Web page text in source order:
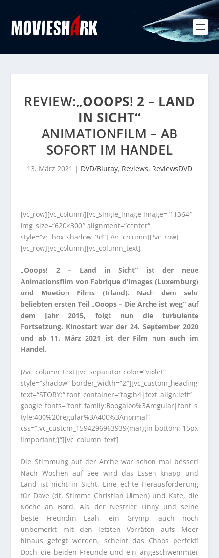
REVIEW:„OOOPS! 2 – LAND
IN SICHT“
ANIMATIONFILM – AB
SOFORT IM HANDEL
13. März 2021 | DVD/Bluray, Reviews, ReviewsDVD
[vc_row][vc_column][vc_single_image image=“11364″
img_size=“620×300″ alignment=“center“
style=“vc_box_shadow_3d“][/vc_column][/vc_row]
[vc_row][vc_column][vc_column_text]
„Ooops! 2 – Land in Sicht“ ist der neue
Animationsfilm von Fabrique d’Images (Luxemburg)
und Moetion Films (Irland). Nach dem sehr
beliebten ersten Teil „Ooops – Die Arche ist weg“ auf
dem Jahr 2015, folgt nun die turbulente
Fortsetzung. Kinostart war der 24. September 2020
und ab 11. März 2021 ist der Film nun auch im
Handel.
[/vc_column_text][vc_separator color=“violet“
style=“shadow“ border_width=“2″][vc_custom_heading
text=“STORY:“ font_container=“tag:h4|text_align:left“
google_fonts=“font_family:Boogaloo%3Aregular|font_s
tyle:400%20regular%3A400%3Anormal“
css=“.vc_custom_1594296963939{margin-bottom: 15px
!important;}“][vc_column_text]
Die Stimmung auf der Arche war schon mal besser!
Nach Wochen auf See wird das Essen knapp und
Land ist nicht in Sicht. Eine echte Herausforderung
für Dave (dt. Stimme Christian Ulmen) und Kate, die
Köche an Bord. Als der Nestrier Finny und seine
beste Freundin Leah, ein Grymp, auch noch
unbemerkt mit den letzten Vorräten aufs Meer
hinaus gefegt werden, scheint das Chaos perfekt!
Doch die beiden Freunde und ein angeschwemmter